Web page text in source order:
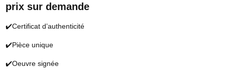
prix sur demande
✔️Certificat d’authenticité
✔️Pièce unique
✔️Oeuvre signée